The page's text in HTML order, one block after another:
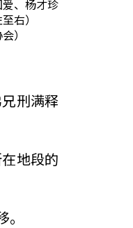
、杨才珍
右）
）
刑满释
地段的